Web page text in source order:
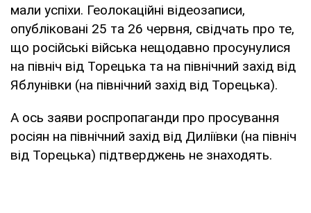
мали успіхи. Геолокаційні відеозаписи,
опубліковані 25 та 26 червня, свідчать про те,
що російські війська нещодавно просунулися
на північ від Торецька та на північний захід від
Яблунівки (на північний захід від Торецька).
А ось заяви роспропаганди про просування
росіян на північний захід від Диліївки (на північ
від Торецька) підтверджень не знаходять.